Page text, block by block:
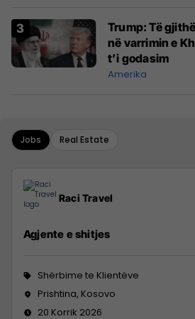
Trump: Të
në varrimin e
t’i godasim
Amerika
Jobs Real Estate
Raci Travel
Agjente e shitjes
Shërbime te Klientëve
Prishtina, Kosovo
20 Korrik 2026